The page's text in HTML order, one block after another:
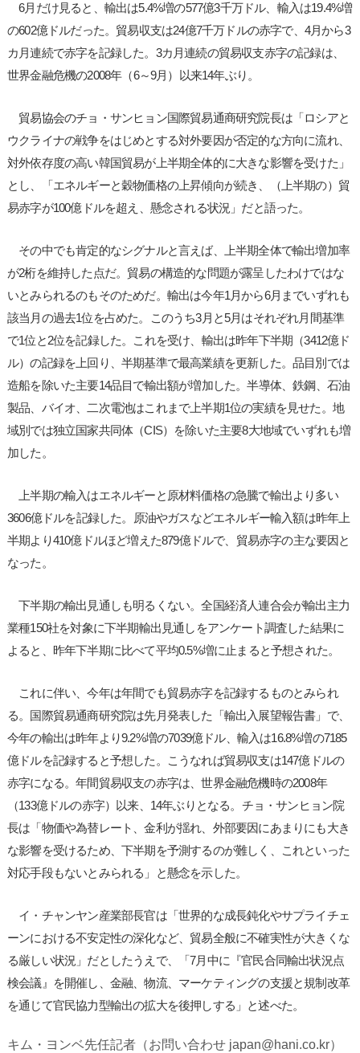
6月だけ見ると、輸出は5.4%増の577億3千万ドル、輸入は19.4%増
の602億ドルだった。貿易収支は24億7千万ドルの赤字で、4月から3
カ月連続で赤字を記録した。3カ月連続の貿易収支赤字の記録は、
世界金融危機の2008年（6～9月）以来14年ぶり。
貿易協会のチョ・サンヒョン国際貿易通商研究院長は「ロシアと
ウクライナの戦争をはじめとする対外要因が否定的な方向に流れ、
対外依存度の高い韓国貿易が上半期全体的に大きな影響を受けた」
とし、「エネルギーと穀物価格の上昇傾向が続き、（上半期の）貿
易赤字が100億ドルを超え、懸念される状況」だと語った。
その中でも肯定的なシグナルと言えば、上半期全体で輸出増加率
が2桁を維持した点だ。貿易の構造的な問題が露呈したわけではな
いとみられるのもそのためだ。輸出は今年1月から6月までいずれも
該当月の過去1位を占めた。このうち3月と5月はそれぞれ月間基準
で1位と2位を記録した。これを受け、輸出は昨年下半期（3412億ド
ル）の記録を上回り、半期基準で最高業績を更新した。品目別では
造船を除いた主要14品目で輸出額が増加した。半導体、鉄鋼、石油
製品、バイオ、二次電池はこれまで上半期1位の実績を見せた。地
域別では独立国家共同体（CIS）を除いた主要8大地域でいずれも増
加した。
上半期の輸入はエネルギーと原材料価格の急騰で輸出より多い
3606億ドルを記録した。原油やガスなどエネルギー輸入額は昨年上
半期より410億ドルほど増えた879億ドルで、貿易赤字の主な要因と
なった。
下半期の輸出見通しも明るくない。全国経済人連合会が輸出主力
業種150社を対象に下半期輸出見通しをアンケート調査した結果に
よると、昨年下半期に比べて平均0.5%増に止まると予想された。
これに伴い、今年は年間でも貿易赤字を記録するものとみられ
る。国際貿易通商研究院は先月発表した「輸出入展望報告書」で、
今年の輸出は昨年より9.2%増の7039億ドル、輸入は16.8%増の7185
億ドルを記録すると予想した。こうなれば貿易収支は147億ドルの
赤字になる。年間貿易収支の赤字は、世界金融危機時の2008年
（133億ドルの赤字）以来、14年ぶりとなる。チョ・サンヒョン院
長は「物価や為替レート、金利が揺れ、外部要因にあまりにも大き
な影響を受けるため、下半期を予測するのが難しく、これといった
対応手段もないとみられる」と懸念を示した。
イ・チャンヤン産業部長官は「世界的な成長鈍化やサプライチェ
ーンにおける不安定性の深化など、貿易全般に不確実性が大きくな
る厳しい状況」だとしたうえで、「7月中に『官民合同輸出状況点
検会議』を開催し、金融、物流、マーケティングの支援と規制改革
を通じて官民協力型輸出の拡大を後押しする」と述べた。
キム・ヨンベ先任記者（お問い合わせ japan@hani.co.kr）